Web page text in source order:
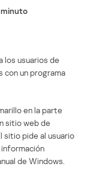
los usuarios de
con un programa
en la parte
sitio web de
sitio pide al usuario
de Windows.